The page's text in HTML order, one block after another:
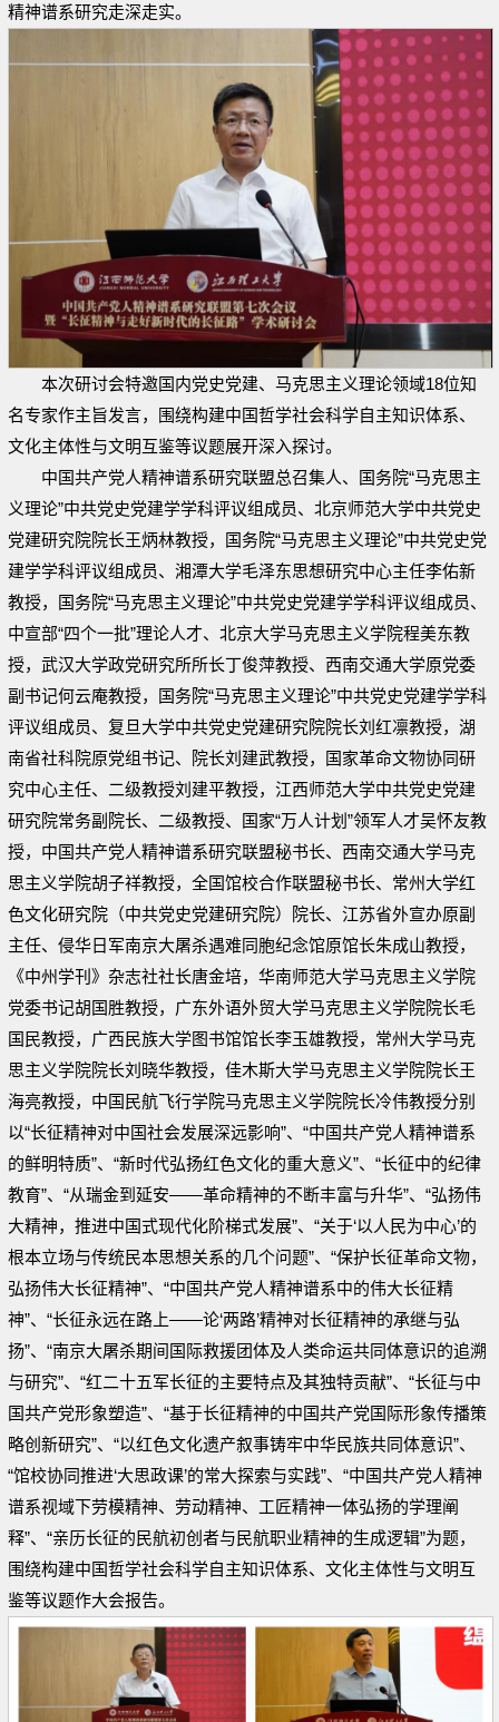
精神谱系研究走深走实。
本次研讨会特邀国内党史党建、马克思主义理论领域18位知
名专家作主旨发言，围绕构建中国哲学社会科学自主知识体系、
文化主体性与文明互鉴等议题展开深入探讨。
中国共产党人精神谱系研究联盟总召集人、国务院“马克思主
义理论”中共党史党建学学科评议组成员、北京师范大学中共党史
党建研究院院长王炳林教授，国务院“马克思主义理论”中共党史党
建学学科评议组成员、湘潭大学毛泽东思想研究中心主任李佑新
教授，国务院“马克思主义理论”中共党史党建学学科评议组成员、
中宣部“四个一批”理论人才、北京大学马克思主义学院程美东教
授，武汉大学政党研究所所长丁俊萍教授、西南交通大学原党委
副书记何云庵教授，国务院“马克思主义理论”中共党史党建学学科
评议组成员、复旦大学中共党史党建研究院院长刘红凛教授，湖
南省社科院原党组书记、院长刘建武教授，国家革命文物协同研
究中心主任、二级教授刘建平教授，江西师范大学中共党史党建
研究院常务副院长、二级教授、国家“万人计划”领军人才吴怀友教
授，中国共产党人精神谱系研究联盟秘书长、西南交通大学马克
思主义学院胡子祥教授，全国馆校合作联盟秘书长、常州大学红
色文化研究院（中共党史党建研究院）院长、江苏省外宣办原副
主任、侵华日军南京大屠杀遇难同胞纪念馆原馆长朱成山教授，
《中州学刊》杂志社社长唐金培，华南师范大学马克思主义学院
党委书记胡国胜教授，广东外语外贸大学马克思主义学院院长毛
国民教授，广西民族大学图书馆馆长李玉雄教授，常州大学马克
思主义学院院长刘晓华教授，佳木斯大学马克思主义学院院长王
海亮教授，中国民航飞行学院马克思主义学院院长冷伟教授分别
以“长征精神对中国社会发展深远影响”、“中国共产党人精神谱系
的鲜明特质”、“新时代弘扬红色文化的重大意义”、“长征中的纪律
教育”、“从瑞金到延安——革命精神的不断丰富与升华”、“弘扬伟
大精神，推进中国式现代化阶梯式发展”、“关于‘以人民为中心’的
根本立场与传统民本思想关系的几个问题”、“保护长征革命文物，
弘扬伟大长征精神”、“中国共产党人精神谱系中的伟大长征精
神”、“长征永远在路上——论‘两路’精神对长征精神的承继与弘
扬”、“南京大屠杀期间国际救援团体及人类命运共同体意识的追溯
与研究”、“红二十五军长征的主要特点及其独特贡献”、“长征与中
国共产党形象塑造”、“基于长征精神的中国共产党国际形象传播策
略创新研究”、“以红色文化遗产叙事铸牢中华民族共同体意识”、
“馆校协同推进‘大思政课’的常大探索与实践”、“中国共产党人精神
谱系视域下劳模精神、劳动精神、工匠精神一体弘扬的学理阐
释”、“亲历长征的民航初创者与民航职业精神的生成逻辑”为题，
围绕构建中国哲学社会科学自主知识体系、文化主体性与文明互
鉴等议题作大会报告。